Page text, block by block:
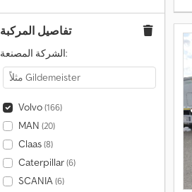
تفاصيل المركبة
الشركة المصنعة:
Volvo(166)
MAN (20)
Claas(8)
Caterpillar(6)
SCANIA(6)